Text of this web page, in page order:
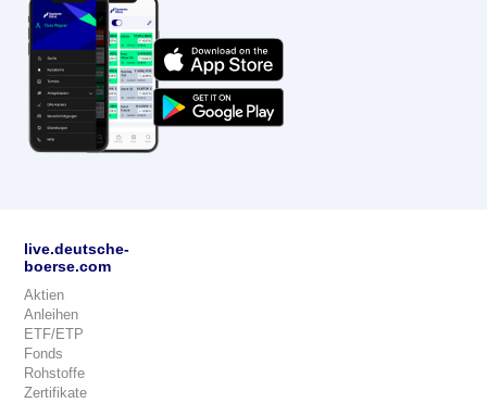
live.deutsche-
boerse.com
Aktien
Anleihen
ETF/ETP
Fonds
Rohstoffe
Zertifikate